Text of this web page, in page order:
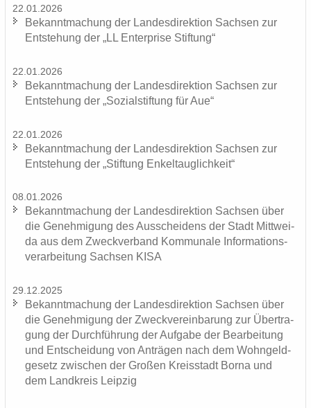
22.01.2026
Be­kannt­ma­chung der Lan­des­di­rek­ti­on Sach­sen zur
Ent­ste­hung der „LL En­ter­pri­se Stif­tung“
22.01.2026
Be­kannt­ma­chung der Lan­des­di­rek­ti­on Sach­sen zur
Ent­ste­hung der „So­zi­al­stif­tung für Aue“
22.01.2026
Be­kannt­ma­chung der Lan­des­di­rek­ti­on Sach­sen zur
Ent­ste­hung der „Stif­tung En­kel­taug­lich­keit“
08.01.2026
Be­kannt­ma­chung der Lan­des­di­rek­ti­on Sach­sen über
die Ge­neh­mi­gung des Aus­schei­dens der Stadt Mitt­wei­
da aus dem Zweck­ver­band Kom­mu­na­le In­for­ma­ti­ons­
ver­ar­bei­tung Sach­sen KISA
29.12.2025
Be­kannt­ma­chung der Lan­des­di­rek­ti­on Sach­sen über
die Ge­neh­mi­gung der Zweck­ver­ein­ba­rung zur Über­tra­
gung der Durch­füh­rung der Auf­ga­be der Be­ar­bei­tung
und Ent­schei­dung von An­trä­gen nach dem Wohn­geld­
ge­setz zwi­schen der Gro­ßen Kreis­stadt Borna und
dem Land­kreis Leip­zig